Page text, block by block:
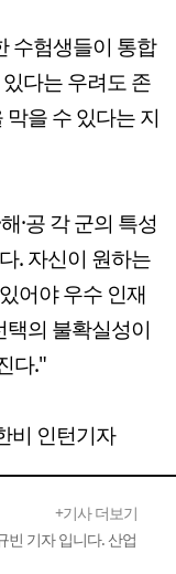
수험생들이 통합
다는 우려도 존
을 수 있다는 지
·공 각 군의 특성
. 자신이 원하는
어야 우수 인재
의 불확실성이
다."
비 인턴기자
+기사 더보기
빈 기자 입니다. 산업